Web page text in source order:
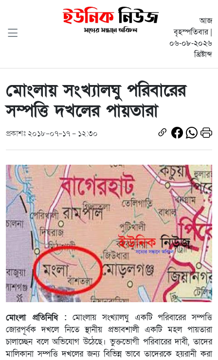
আজ
বৃহস্পতিবার |
০৬-০৮-২০২৬
খ্রিষ্টাব্দ
মোংলায় সংখ্যালঘু পরিবারের
সম্পত্তি দখলের পায়তারা
প্রকাশঃ ২০১৮-০৭-১৭ - ১২:৩০
মোংলা প্রতিনিধি : মোংলায় সংখ্যালঘু একটি পরিবারের সম্পত্তি
জোরপূর্বক দখলে নিতে স্থানীয় প্রভাবশালী একটি মহল পায়তারা
চালাচ্ছেন বলে অভিযোগ উঠেছে। ভুক্তভোগী পরিবারের দাবী, তাদের
মালিকানা সম্পত্তি দখলের জন্য বিভিন্ন ভাবে তাদেরকে হয়রানী করা